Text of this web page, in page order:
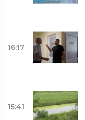
16:17
15:41